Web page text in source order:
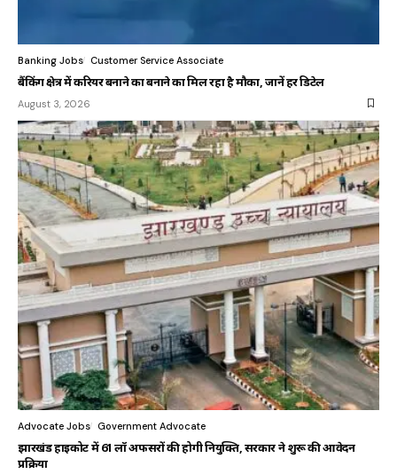
Banking Jobs Customer Service Associate
बैंकिंग क्षेत्र में करियर बनाने का बनाने का मिल रहा है मौका, जानें हर डिटेल
August 3, 2026
Advocate Jobs Government Advocate
झारखंड हाईकोर्ट में 61 लॉ अफसरों की होगी नियुक्ति, सरकार ने शुरू की आवेदन
प्रक्रिया